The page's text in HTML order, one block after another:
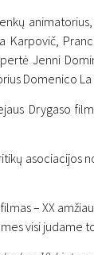
Jenni
Domenico
Drygaso
– XX
visi judame